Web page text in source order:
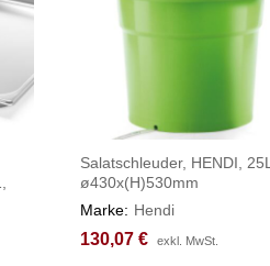
Salatschleuder, HENDI, 25L,
ø430x(H)530mm
Marke: Hendi
130,07 € exkl. MwSt.
130,07 € exkl. MwSt.